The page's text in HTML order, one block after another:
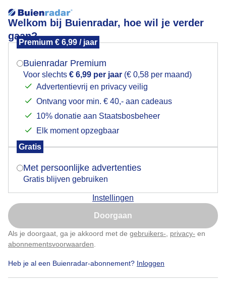
Welkom bij Buienradar, hoe wil je verder
gaan?
Premium € 6,99 / jaar
Buienradar Premium
Voor slechts € 6,99 per jaar (€ 0,58 per maand)
Advertentievrij en privacy veilig
Ontvang voor min. € 40,- aan cadeaus
10% donatie aan Staatsbosbeheer
Elk moment opzegbaar
Gratis
Met persoonlijke advertenties
Gratis blijven gebruiken
Instellingen
Doorgaan
Als je doorgaat, ga je akkoord met de gebruikers- privacy- en
abonnementsvoorwaarden
Heb je al een Buienradar-abonnement? Inloggen
Maaien
Door: Peter van der Schoot Gemaakt: 08-05-2026, 14x bekeken
Oogsten
Mogen we je locatie gebruiken voor het
Indien je hier nog geen akkoord op hebt gegeven,
verschijnt er zo een pop-up uit je browser waarin
Is goed, toon de popup
Nu niet, misschien later
Klik hierom dit aan te passen